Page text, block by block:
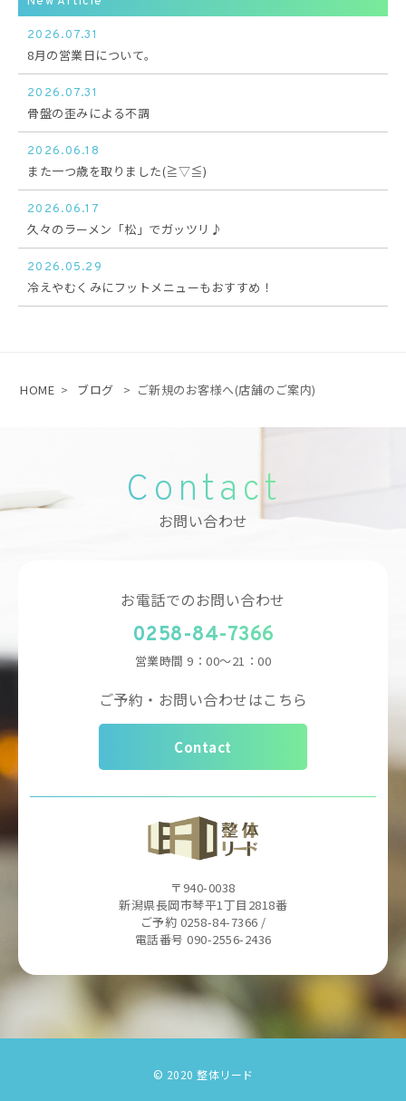
2026.07.31
8月の営業日について。
2026.07.31
骨盤の歪みによる不調
2026.06.18
また一つ歳を取りました(≧▽≦)
2026.06.17
久々のラーメン「松」でガッツリ♪
2026.05.29
冷えやむくみにフットメニューもおすすめ！
HOME > ブログ > ご新規のお客様へ(店舗のご案内)
Contact
お問い合わせ
お電話でのお問い合わせ
0258-84-7366
営業時間9：00～21：00
ご予約・お問い合わせはこちら
Contact
〒940-0038
新潟県長岡市琴平1丁目2818番
ご予約 0258-84-7366 /
電話番号 090-2556-2436
© 2020 整体リード